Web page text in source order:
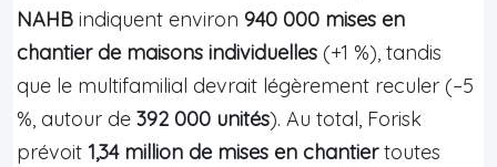
NAHB indiquent environ 940 000 mises en
chantier de maisons individuelles (+1 %), tandis
que le multifamilial devrait légèrement reculer (–5
%, autour de 392 000 unités). Au total, Forisk
prévoit 1,34 million de mises en chantiertoutes